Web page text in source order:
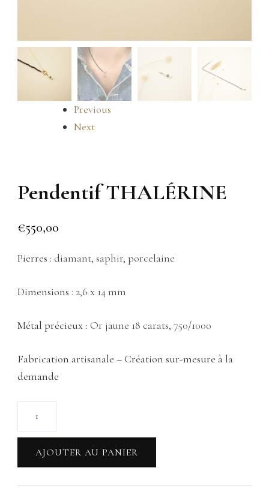
Previous
Next
Pendentif THALÉRINE
€550,00
Pierres : diamant, saphir, porcelaine
Dimensions : 2,6 x 14 mm
Métal précieux : Or jaune 18 carats, 750/1000
Fabrication artisanale – Création sur-mesure à la
demande
THALÉRINE
AJOUTER AU PANIER